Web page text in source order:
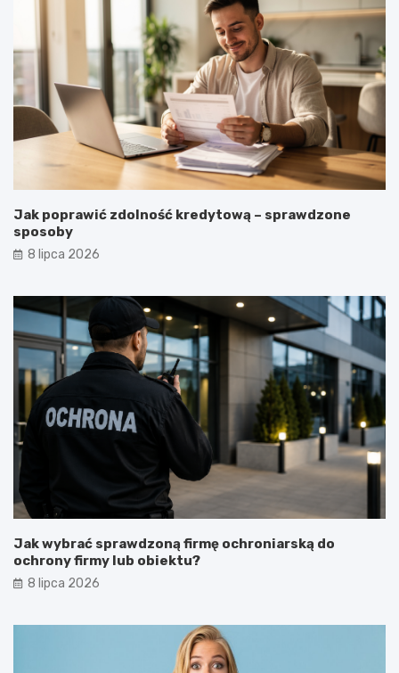
Jak poprawić zdolność kredytową – sprawdzone
sposoby
8 lipca 2026
Jak wybrać sprawdzoną firmę ochroniarską do
ochrony firmy lub obiektu?
8 lipca 2026